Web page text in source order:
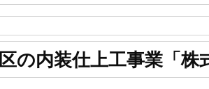
綻 経済 内装仕上工事業
破産開始決定
「株式会社SPI」に破産開始決定
の内装仕上工事業「株